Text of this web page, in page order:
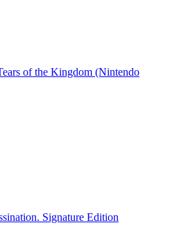
of the Kingdom (Nintendo
Signature Edition